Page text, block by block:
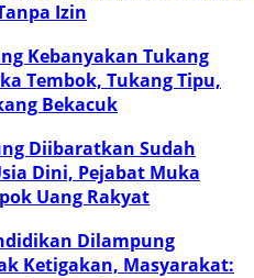
Izin
Kebanyakan Tukang
Tembok, Tukang Tipu,
Bekacuk
Diibaratkan Sudah
Dini, Pejabat Muka
Uang Rakyat
Dilampung
Ketigakan, Masyarakat: